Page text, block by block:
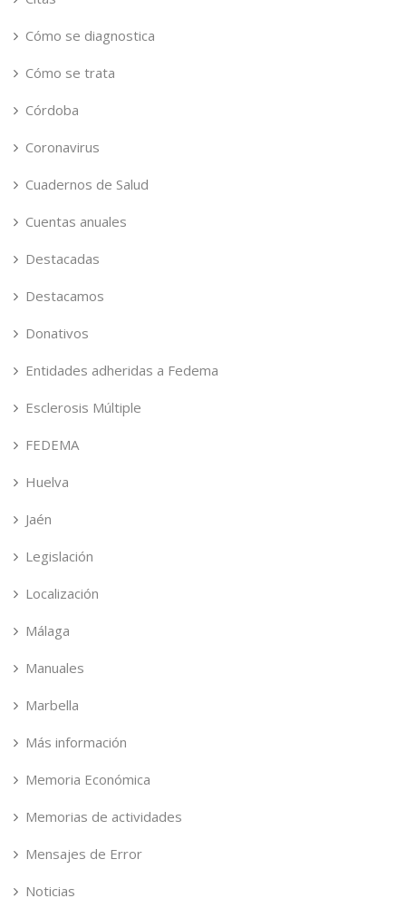
Cómo se diagnostica
Cómo se trata
Córdoba
Coronavirus
Cuadernos de Salud
Cuentas anuales
Destacadas
Destacamos
Donativos
Entidades adheridas a Fedema
Esclerosis Múltiple
FEDEMA
Huelva
Jaén
Legislación
Localización
Málaga
Manuales
Marbella
Más información
Memoria Económica
Memorias de actividades
Mensajes de Error
Noticias